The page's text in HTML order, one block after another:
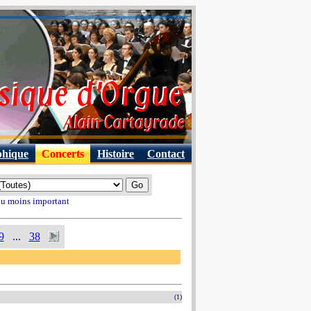
Concerts Histoire Contact
moins important
... 38
(1)